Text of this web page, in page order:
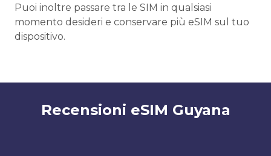
Puoi inoltre passare tra le SIM in qualsiasi
momento desideri e conservare più eSIM sul tuo
dispositivo.
Recensioni eSIM Guyana